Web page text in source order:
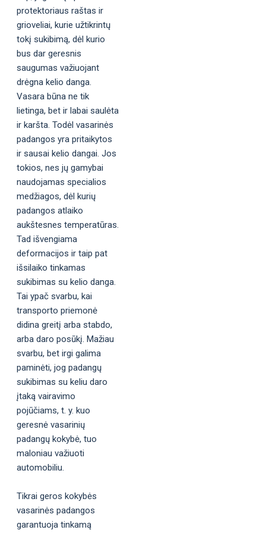
protektoriaus raštas ir
grioveliai, kurie užtikrintų
tokį sukibimą, dėl kurio
bus dar geresnis
saugumas važiuojant
drėgna kelio danga.
Vasara būna ne tik
lietinga, bet ir labai saulėta
ir karšta. Todėl vasarinės
padangos yra pritaikytos
ir sausai kelio dangai. Jos
tokios, nes jų gamybai
naudojamas specialios
medžiagos, dėl kurių
padangos atlaiko
aukštesnes temperatūras.
Tad išvengiama
deformacijos ir taip pat
išsilaiko tinkamas
sukibimas su kelio danga.
Tai ypač svarbu, kai
transporto priemonė
didina greitį arba stabdo,
arba daro posūkį. Mažiau
svarbu, bet irgi galima
paminėti, jog padangų
sukibimas su keliu daro
įtaką vairavimo
pojūčiams, t. y. kuo
geresnė vasarinių
padangų kokybė, tuo
maloniau važiuoti
automobiliu.
Tikrai geros kokybės
vasarinės padangos
garantuoja tinkamą